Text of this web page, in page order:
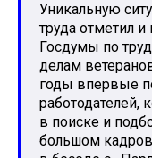
Уникальную
труда отметил
Госдумы по
делам
годы впервые
работодателей,
в поиске и
большом